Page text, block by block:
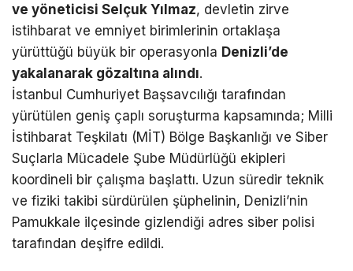
ve yöneticisi Selçuk Yılmaz, devletin zirve
istihbarat ve emniyet birimlerinin ortaklaşa
yürüttüğü büyük bir operasyonla Denizli’de
yakalanarak gözaltına alındı.
İstanbul Cumhuriyet Başsavcılığı tarafından
yürütülen geniş çaplı soruşturma kapsamında; Milli
İstihbarat Teşkilatı (MİT) Bölge Başkanlığı ve Siber
Suçlarla Mücadele Şube Müdürlüğü ekipleri
koordineli bir çalışma başlattı. Uzun süredir teknik
ve fiziki takibi sürdürülen şüphelinin, Denizli’nin
Pamukkale ilçesinde gizlendiği adres siber polisi
tarafından deşifre edildi.